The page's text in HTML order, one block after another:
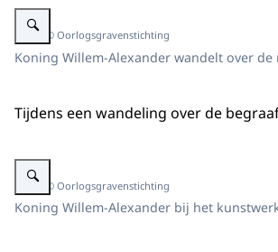
Vergroot afbeelding Koning loopt op begraafplaats.
Beeld: © Oorlogsgravenstichting
Koning Willem-Alexander wandelt over
Tijdens een wandeling over de
Vergroot afbeelding Koning bij monument op
Beeld: © Oorlogsgravenstichting
Koning Willem-Alexander bij het